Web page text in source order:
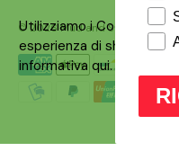
© 2026Mud and Snow Made
Utilizziamo i Cookies sul
esperienza di shopping.
informativaqui.